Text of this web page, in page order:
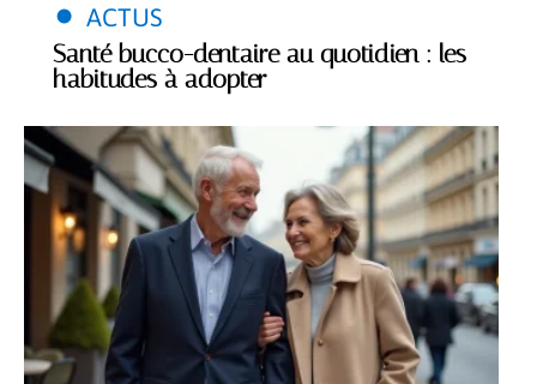
ACTUS
Santé bucco-dentaire au quotidien : les
habitudes à adopter